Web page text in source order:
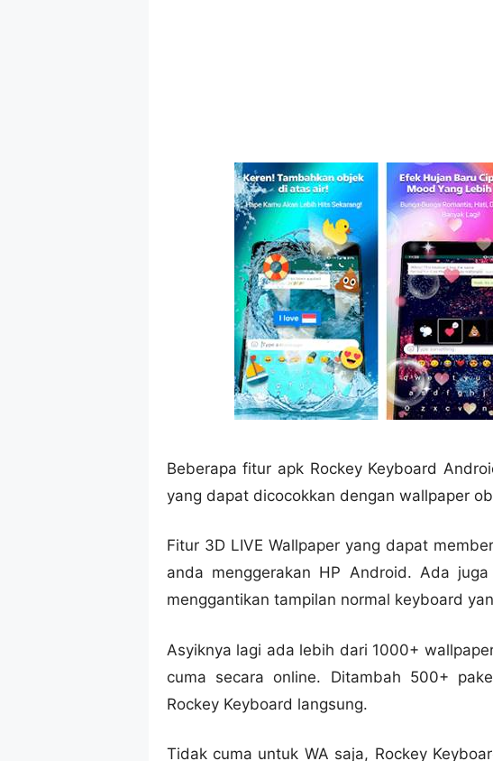
Beberapa fitur apk Rockey Keyboard
yang dapat dicocokkan dengan wallpaper
Fitur 3D LIVE Wallpaper yang dapat
anda menggerakan HP Android. Ada
menggantikan tampilan normal keyboard
Asyiknya lagi ada lebih dari 1000+
cuma secara online. Ditambah 500+
Rockey Keyboard langsung.
Tidak cuma untuk WA saja, Rockey